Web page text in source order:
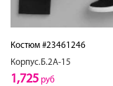
Костюм #23461246
Корпус.Б.2А-15
1,725 руб